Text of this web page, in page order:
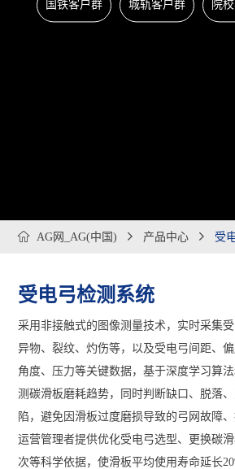
国铁客户群 城轨客户群 院
 AG网_AG(中国)  产品中心  受
受电弓检测系统
采用非接触式的图像测量技术，实时采集受
异物、裂纹、灼伤等，以及受电弓间距、
角度、压力等关键数据，基于深度学习算
测碳滑板磨耗趋势，同时判断缺口、脱落
陷，避免因滑板过度磨损导致的弓网故障
运营管理者提供优化受电弓选型、更换碳
次等科学依据，使滑板平均使用寿命延长